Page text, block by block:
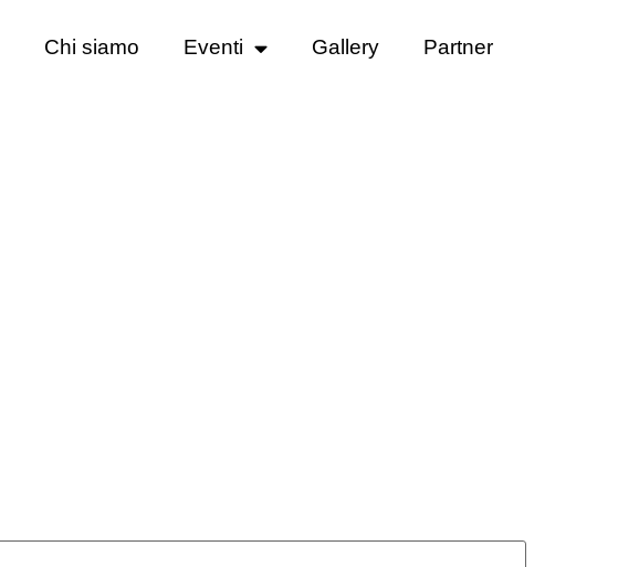
Chi siamo Eventi Gallery Partner